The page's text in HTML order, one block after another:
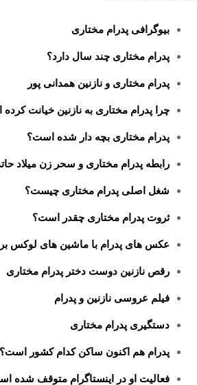
بیوگرافی پدرام مختاری
پدرام مختاری چند سال دارد؟
پدرام مختاری و نازنین همدانی پور
چرا پدرام مختاری به نازنین خیانت
پدرام مختاری بچه دار شده است؟
رابطه پدرام مختاری و سحر زن میلاد
شغل اصلی پدرام مختاری چیست؟
ثروت پدرام مختاری چقدر است؟
عکس های پدرام با ماشین های لوکس
رقص نازنین دوست دختر پدرام مختاری
فیلم عروسی نازنین و پدرام
دستگیری پدرام مختاری
پدرام هم اکنون ساکن کدام کشور است؟
فعالیت او در اینستاگرام متوقف شده